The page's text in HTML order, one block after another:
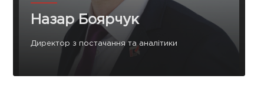
Назар Боярчук
Директор з постачання та аналітики